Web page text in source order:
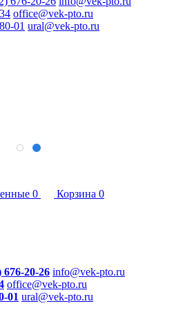
office@vek-pto.ru
01 ural@vek-pto.ru
0 Корзина 0
676-20-26 info@vek-pto.ru
office@vek-pto.ru
01 ural@vek-pto.ru